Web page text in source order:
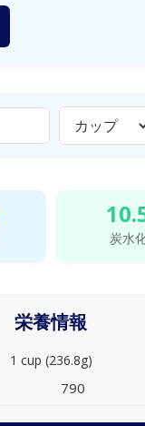
炭水
栄養情報
1 cup (236.8g)
790